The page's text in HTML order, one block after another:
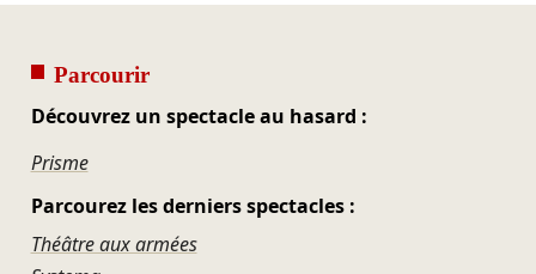
Parcourir
Découvrez un spectacle au hasard :
Prisme
Parcourez les derniers spectacles :
Théâtre aux armées